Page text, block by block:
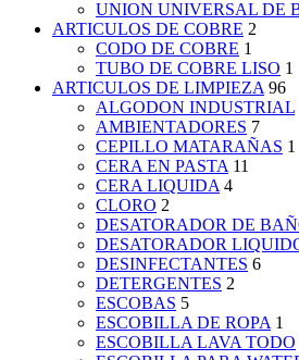
UNION UNIVERSAL DE
ARTICULOS DE COBRE 2
CODO DE COBRE 1
TUBO DE COBRE LISO 1
ARTICULOS DE LIMPIEZA 96
ALGODON INDUSTRIAL
AMBIENTADORES 7
CEPILLO MATARAÑAS 1
CERA EN PASTA 11
CERA LIQUIDA 4
CLORO 2
DESATORADOR DE
DESATORADOR
DESINFECTANTES 6
DETERGENTES 2
ESCOBAS 5
ESCOBILLA DE ROPA 1
ESCOBILLA LAVA TODO